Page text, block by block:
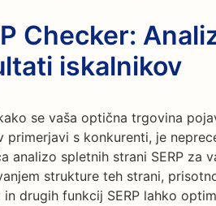
Checker:
iskalnikov
se vaša optična trgovina
primerjavi s konkurenti, je
analizo spletnih strani SERP za
strukture teh strani,
in drugih funkcij SERP lahko